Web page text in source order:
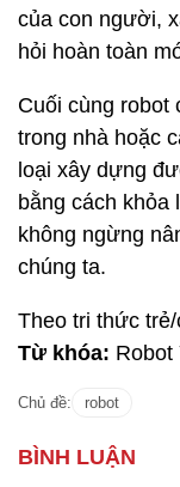
của con người,
hỏi hoàn toàn
Cuối cùng robot
trong nhà hoặc
loại xây dựng
bằng cách khỏa
không ngừng
chúng ta.
Theo tri thức
Từ khóa: Robot
Chủ đề: robot